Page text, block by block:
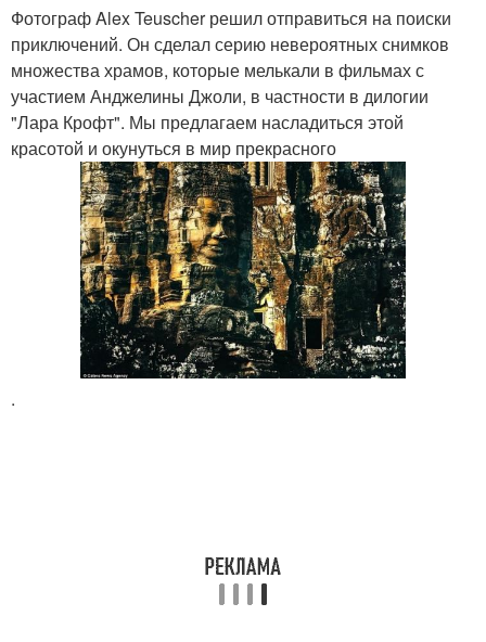
Фотограф Alex Teuscher решил отправиться на поиски
приключений. Он сделал серию невероятных снимков
множества храмов, которые мелькали в фильмах с
участием Анджелины Джоли, в частности в дилогии
"Лара Крофт". Мы предлагаем насладиться этой
красотой и окунуться в мир прекрасного
.